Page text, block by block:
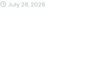
July 28, 2026